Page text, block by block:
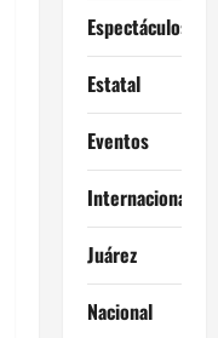
Espectáculos
Estatal
Eventos
Internacional
Juárez
Nacional